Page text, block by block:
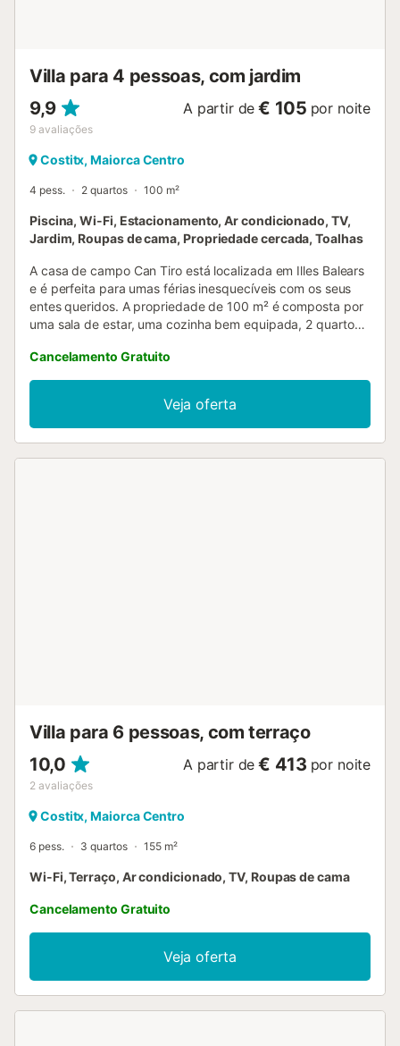
Villa para 4 pessoas, com jardim
9,9
9 avaliações
A partir de € 105 por noite
Costitx, Maiorca Centro
4 pess. 2 quartos 100 m²
Piscina, Wi-Fi, Estacionamento, Ar condicionado, TV,
Jardim, Roupas de cama, Propriedade cercada, Toalhas
A casa de campo Can Tiro está localizada em Illes Balears
e é perfeita para umas férias inesquecíveis com os seus
entes queridos. A propriedade de 100 m² é composta por
uma sala de estar, uma cozinha bem equipada, 2 quartos
pessoas. As comodidades adicionais incluem Wi-Fi, uma
televisão, ar condicionado, bem como uma máquina de
lavar roupa. Além disso, uma mesa de ténis de mesa está
disponível na propriedade. Também está disponível um
berço para bebés. Este alojamento dispõe de uma piscina
Cancelamento Gratuito
Veja oferta
Villa para 6 pessoas, com terraço
10,0
2 avaliações
A partir de € 413 por noite
Costitx, Maiorca Centro
6 pess. 3 quartos 155 m²
Wi-Fi, Terraço, Ar condicionado, TV, Roupas de cama
Cancelamento Gratuito
Veja oferta